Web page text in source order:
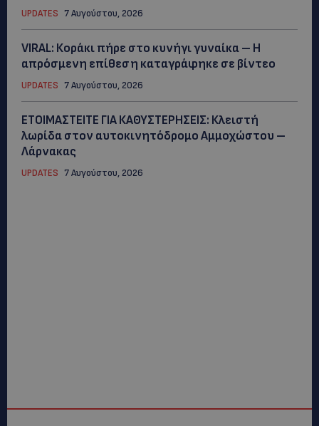
UPDATES 7 Αυγούστου, 2026
VIRAL: Κοράκι πήρε στο κυνήγι γυναίκα – Η
απρόσμενη επίθεση καταγράφηκε σε βίντεο
UPDATES 7 Αυγούστου, 2026
ΕΤΟΙΜΑΣΤΕΙΤΕ ΓΙΑ ΚΑΘΥΣΤΕΡΗΣΕΙΣ: Κλειστή
λωρίδα στον αυτοκινητόδρομο Αμμοχώστου –
Λάρνακας
UPDATES 7 Αυγούστου, 2026